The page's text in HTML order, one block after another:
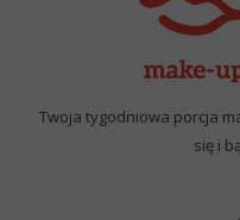
Twoja tygodniowa porcja
się i